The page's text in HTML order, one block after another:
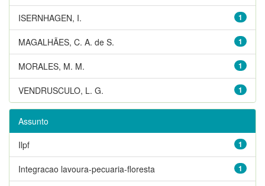
1
ISERNHAGEN, I.
1
MAGALHÃES, C. A. de S.
1
MORALES, M. M.
1
VENDRUSCULO, L. G.
Assunto
1
Ilpf
1
Integracao lavoura-pecuaria-floresta